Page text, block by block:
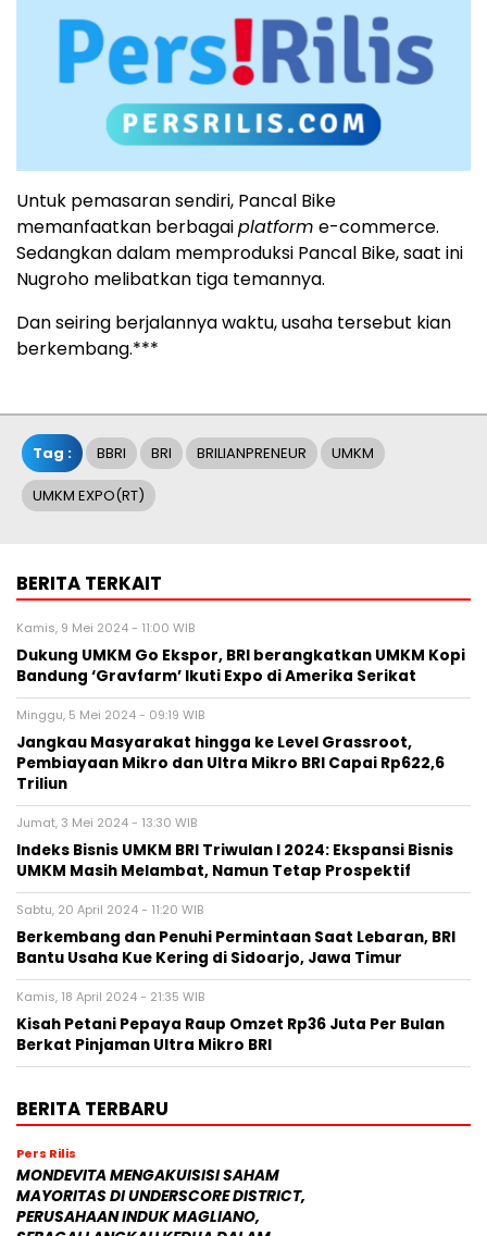
Untuk pemasaran sendiri, Pancal Bike
memanfaatkan berbagaiplatform e-commerce.
Sedangkan dalam memproduksi Pancal Bike, saat ini
Nugroho melibatkan tiga temannya.
Dan seiring berjalannya waktu, usaha tersebut kian
berkembang.***
Tag : BBRI BRI BRILIANPRENEUR UMKM
UMKM EXPO(RT)
BERITA TERKAIT
Kamis, 9 Mei 2024 - 11:00 WIB
Dukung UMKM Go Ekspor, BRI berangkatkan UMKM Kopi
Bandung ‘Gravfarm’ Ikuti Expo di Amerika Serikat
Minggu, 5 Mei 2024 - 09:19 WIB
Jangkau Masyarakat hingga ke Level Grassroot,
Pembiayaan Mikro dan Ultra Mikro BRI Capai Rp622,6
Triliun
Jumat, 3 Mei 2024 - 13:30 WIB
Indeks Bisnis UMKM BRI Triwulan I 2024: Ekspansi Bisnis
UMKM Masih Melambat, Namun Tetap Prospektif
Sabtu, 20 April 2024 - 11:20 WIB
Berkembang dan Penuhi Permintaan Saat Lebaran, BRI
Bantu Usaha Kue Kering di Sidoarjo, Jawa Timur
Kamis, 18 April 2024 - 21:35 WIB
Kisah Petani Pepaya Raup Omzet Rp36 Juta Per Bulan
Berkat Pinjaman Ultra Mikro BRI
BERITA TERBARU
Pers Rilis
MONDEVITA MENGAKUISISI SAHAM
MAYORITAS DI UNDERSCORE DISTRICT,
PERUSAHAAN INDUK MAGLIANO,